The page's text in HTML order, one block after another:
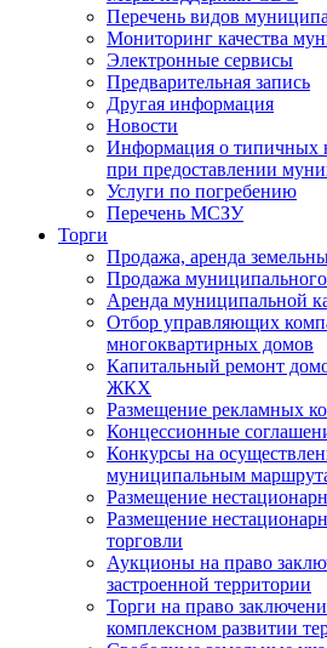
Перечень видов
Мониторинг качества
Электронные сервисы
Предварительная запись
Другая информация
Новости
Информация о типичных
при предоставлении
Услуги по погребению
Перечень МСЗУ
Торги
Продажа, аренда
Продажа
Аренда муниципальной
Отбор управляющих
многоквартирных домов
Капитальный ремонт
ЖКХ
Размещение рекламных
Концессионные
Конкурсы на
муниципальным
Размещение
Размещение
торговли
Аукционы на право
застроенной территории
Торги на право
комплексном развитии